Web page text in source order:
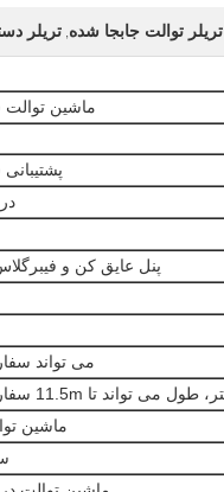
تریلر توالت جابجا شده, تریلر
ماشین
پشتیبانی
پنل عایق کن و
می تواند
ماشین